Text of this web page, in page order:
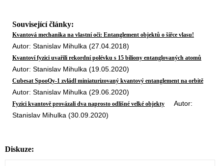
Související články:
Kvantová mechanika na vlastní oči: Entanglement objektů o šířce vlasu!
Autor: Stanislav Mihulka (27.04.2018)
Kvantoví fyzici uvařili rekordní polévku s 15 biliony entanglovaných atomů
Autor: Stanislav Mihulka (19.05.2020)
Cubesat SpooQy-1 zvládl miniaturizovaný kvantový entanglement na orbitě
Autor: Stanislav Mihulka (29.06.2020)
Fyzici kvantově provázali dva naprosto odlišné velké objekty Autor:
Stanislav Mihulka (30.09.2020)
Diskuze: